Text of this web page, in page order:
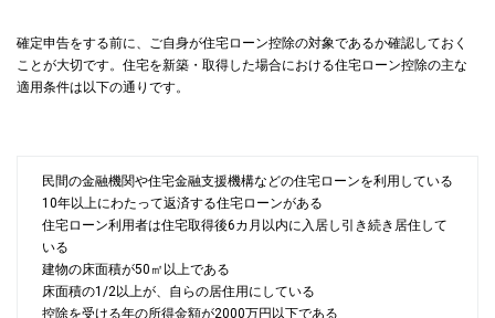
確定申告をする前に、ご自身が住宅ローン控除の対象であるか確認しておく
ことが大切です。住宅を新築・取得した場合における住宅ローン控除の主な
適用条件は以下の通りです。
民間の金融機関や住宅金融支援機構などの住宅ローンを利用している
10年以上にわたって返済する住宅ローンがある
住宅ローン利用者は住宅取得後6カ月以内に入居し引き続き居住して
いる
建物の床面積が50㎡以上である
床面積の1/2以上が、自らの居住用にしている
控除を受ける年の所得金額が2000万円以下である